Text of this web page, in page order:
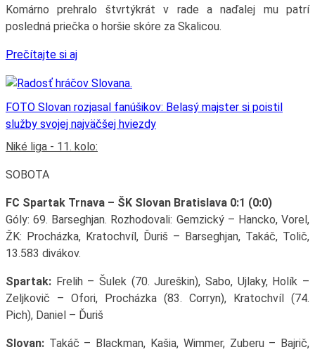
Komárno prehralo štvrtýkrát v rade a naďalej mu patrí
posledná priečka o horšie skóre za Skalicou.
Prečítajte si aj
FOTO Slovan rozjasal fanúšikov: Belasý majster si poistil
služby svojej najväčšej hviezdy
Niké liga - 11. kolo:
SOBOTA
FC Spartak Trnava – ŠK Slovan Bratislava 0:1 (0:0)
Góly: 69. Barseghjan. Rozhodovali: Gemzický – Hancko, Vorel,
ŽK: Procházka, Kratochvíl, Ďuriš – Barseghjan, Takáč, Tolič,
13.583 divákov.
Spartak:Frelih – Šulek (70. Jureškin), Sabo, Ujlaky, Holík –
Zeljkovič – Ofori, Procházka (83. Corryn), Kratochvíl (74.
Pich), Daniel – Ďuriš
Slovan:Takáč – Blackman, Kašia, Wimmer, Zuberu – Bajrič,